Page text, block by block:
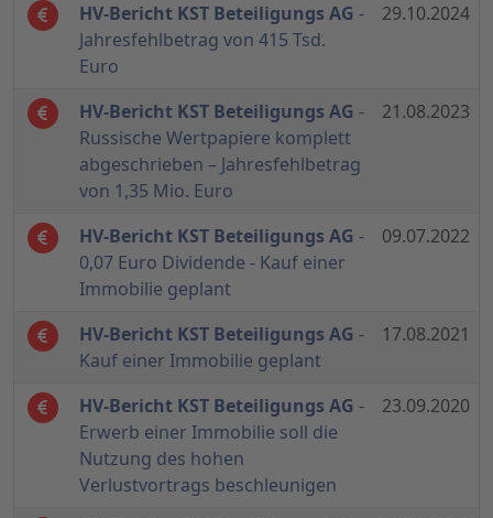
HV-Bericht KST Beteiligungs AG -
Jahresfehlbetrag von 415 Tsd.
Euro
29.10.2024
HV-Bericht KST Beteiligungs AG -
Russische Wertpapiere komplett
abgeschrieben – Jahresfehlbetrag
von 1,35 Mio. Euro
21.08.2023
HV-Bericht KST Beteiligungs AG -
0,07 Euro Dividende - Kauf einer
Immobilie geplant
09.07.2022
HV-Bericht KST Beteiligungs AG -
Kauf einer Immobilie geplant
17.08.2021
HV-Bericht KST Beteiligungs AG -
Erwerb einer Immobilie soll die
Nutzung des hohen
Verlustvortrags beschleunigen
23.09.2020